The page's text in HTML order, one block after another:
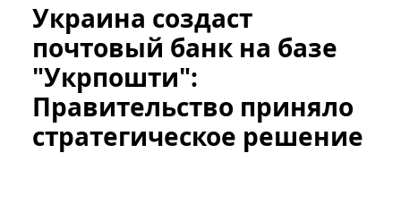
Украина создаст
почтовый банк на базе
"Укрпошти":
Правительство приняло
стратегическое решение